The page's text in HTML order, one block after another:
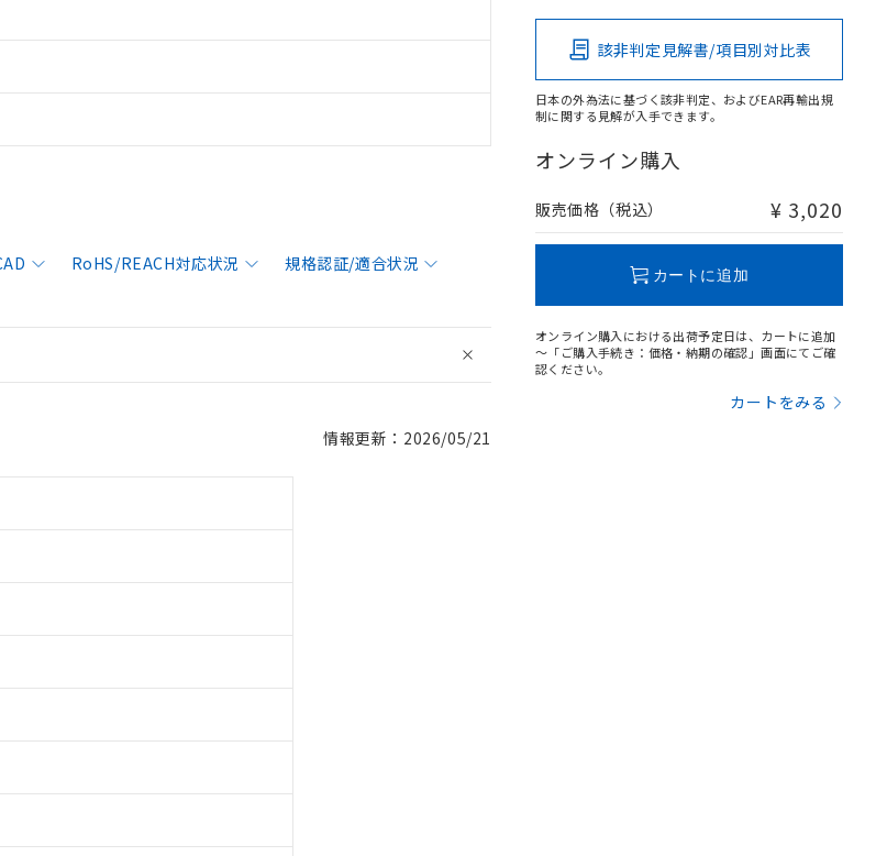
RoHS/REACH対応状況 規格認証/適合状況
情報更新：2026/05/21
該非判定見解書/項目別対比表
日本の外為法に基づく該非判定、およびEAR再輸出規
制に関する見解が入手できます。
オンライン購入
販売価格（税込） ¥ 3,020
カートに追加
オンライン購入における出荷予定日は、カートに追加
～「ご購入手続き：価格・納期の確認」画面にてご確
認ください。
カートをみる